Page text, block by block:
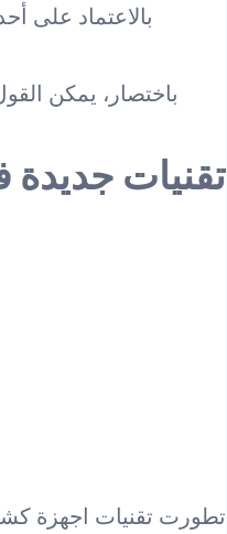
بالاعتماد على
باختصار، يمكن
تقنيات
تطورت تقنيات اجهزة